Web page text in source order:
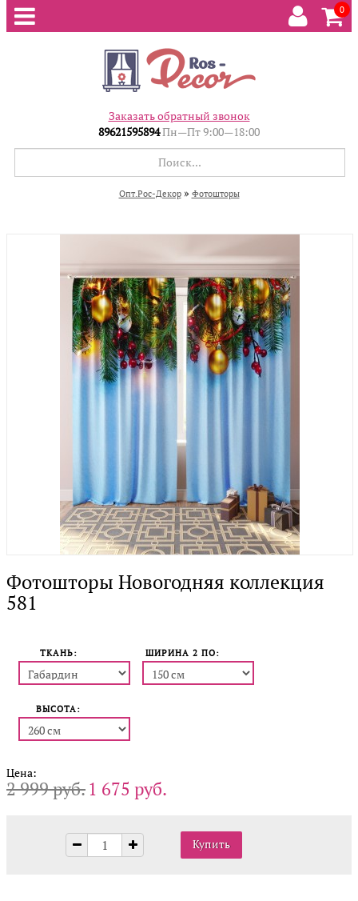
0
Заказать обратный звонок
89621595894Пн—Пт 9:00—18:00
Опт.Рос-Декор » Фотошторы
Фотошторы Новогодняя коллекция
581
ТКАНЬ: ШИРИНА 2 ПO:
ВЫСОТА:
Цена:
2 999 руб.1 675 руб.